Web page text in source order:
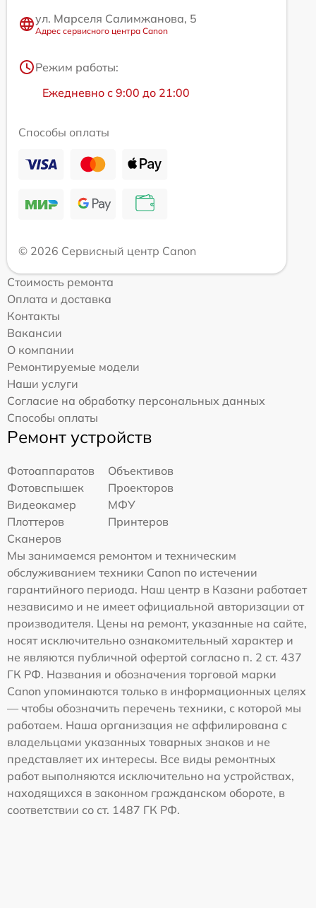
ул. Марселя Салимжанова, 5
Адрес сервисного центра Canon
Режим работы:
Ежедневно с 9:00 до 21:00
Способы оплаты
© 2026 Сервисный центр Canon
Стоимость ремонта
Оплата и доставка
Контакты
Вакансии
О компании
Ремонтируемые модели
Наши услуги
Согласие на обработку персональных данных
Способы оплаты
Ремонт устройств
Фотоаппаратов
Объективов
Фотовспышек
Проекторов
Видеокамер
МФУ
Плоттеров
Принтеров
Сканеров
Мы занимаемся ремонтом и техническим
обслуживанием техники Canon по истечении
гарантийного периода. Наш центр в Казани работает
независимо и не имеет официальной авторизации от
производителя. Цены на ремонт, указанные на сайте,
носят исключительно ознакомительный характер и
не являются публичной офертой согласно п. 2 ст. 437
ГК РФ. Названия и обозначения торговой марки
Canon упоминаются только в информационных целях
— чтобы обозначить перечень техники, с которой мы
работаем. Наша организация не аффилирована с
владельцами указанных товарных знаков и не
представляет их интересы. Все виды ремонтных
работ выполняются исключительно на устройствах,
находящихся в законном гражданском обороте, в
соответствии со ст. 1487 ГК РФ.